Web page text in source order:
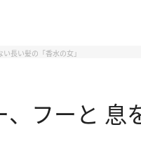
長い髪の「香水の女」
、フーと